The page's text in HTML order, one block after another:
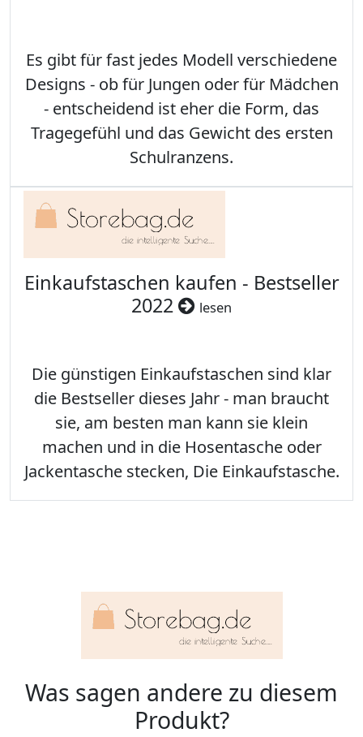
Es gibt für fast jedes Modell verschiedene
Designs - ob für Jungen oder für Mädchen
- entscheidend ist eher die Form, das
Tragegefühl und das Gewicht des ersten
Schulranzens.
Einkaufstaschen kaufen - Bestseller
2022
lesen
Die günstigen Einkaufstaschen sind klar
die Bestseller dieses Jahr - man braucht
sie, am besten man kann sie klein
machen und in die Hosentasche oder
Jackentasche stecken, Die Einkaufstasche.
Was sagen andere zu diesem
Produkt?